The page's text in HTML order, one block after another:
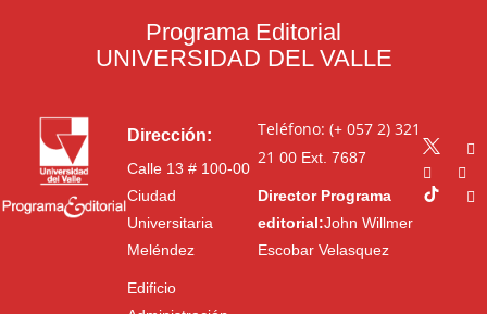
Programa Editorial
UNIVERSIDAD DEL VALLE
Dirección:
Calle 13 # 100-00
Ciudad
Universitaria
Meléndez
Edificio
Teléfono: (+ 057 2) 321
21 00Ext. 7687
Director Programa
editorial:John Willmer
Escobar Velasquez